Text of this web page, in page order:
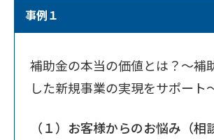
事例１
補助金の本当の価値とは？～補
した新規事業の実現をサポート
（１）お客様からのお悩み（相